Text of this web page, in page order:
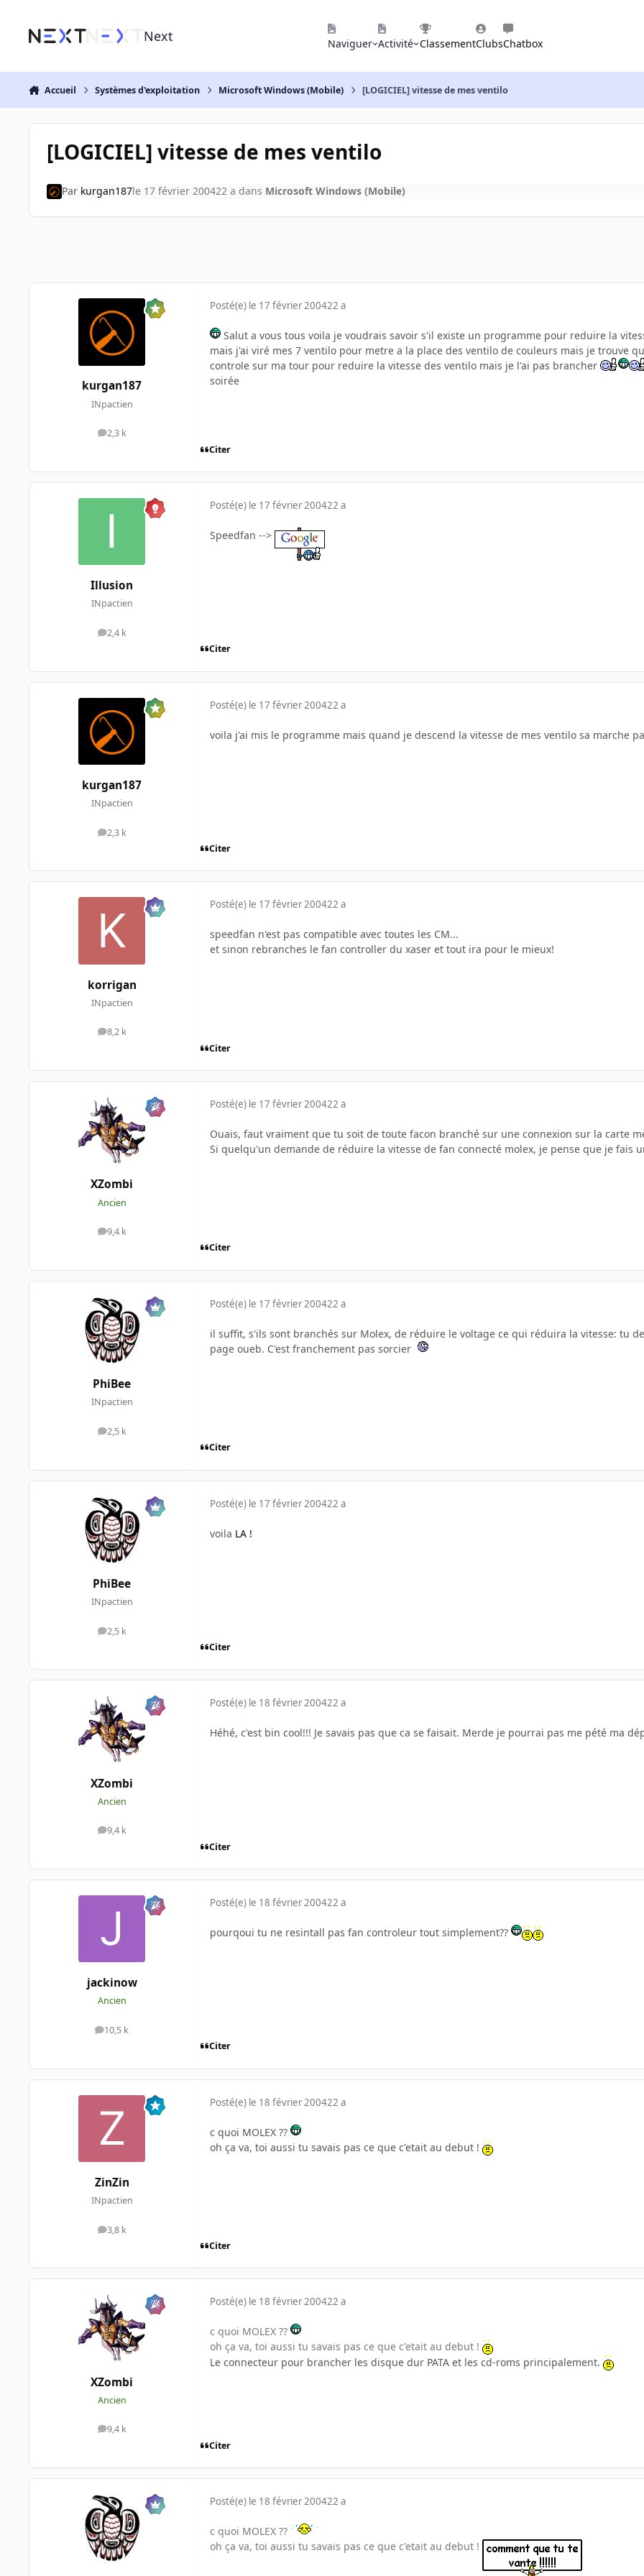
Next Naviguer Activité ClassementClubsChatbox
Accueil Systèmes d'exploitation Microsoft Windows (Mobile) [LOGICIEL] vitesse de mes ventilo
[LOGICIEL] vitesse de mes ventilo
Par kurgan187le 17 février 200422 a dans Microsoft Windows (Mobile)
kurgan187
INpactien
2,3 k
messages
Posté(e) le 17 février 200422 a
Salut a vous tous voila je voudrais savoir s'il existe un programme pour reduire la
mais j'ai viré mes 7 ventilo pour metre a la place des ventilo de couleurs mais je trouve
controle sur ma tour pour reduire la vitesse des ventilo mais je l'ai pas brancher
soirée
Citer
Illusion
INpactien
2,4 k
messages
Posté(e) le 17 février 200422 a
Speedfan -->
Citer
kurgan187
INpactien
2,3 k
messages
Posté(e) le 17 février 200422 a
voila j'ai mis le programme mais quand je descend la vitesse de mes ventilo sa marche
Citer
korrigan
INpactien
8,2 k
messages
Posté(e) le 17 février 200422 a
speedfan n'est pas compatible avec toutes les CM...
et sinon rebranches le fan controller du xaser et tout ira pour le mieux!
Citer
XZombi
Ancien
9,4 k
messages
Posté(e) le 17 février 200422 a
Ouais, faut vraiment que tu soit de toute facon branché sur une connexion sur la carte
Si quelqu'un demande de réduire la vitesse de fan connecté molex, je pense que je fais
Citer
PhiBee
INpactien
2,5 k
messages
Posté(e) le 17 février 200422 a
il suffit, s'ils sont branchés sur Molex, de réduire le voltage ce qui réduira la vitesse: tu
page oueb. C'est franchement pas sorcier
Citer
PhiBee
INpactien
2,5 k
messages
Posté(e) le 17 février 200422 a
voila LA !
Citer
XZombi
Ancien
9,4 k
messages
Posté(e) le 18 février 200422 a
Héhé, c'est bin cool!!! Je savais pas que ca se faisait. Merde je pourrai pas me pété ma
Citer
jackinow
Ancien
10,5 k
messages
Posté(e) le 18 février 200422 a
pourqoui tu ne resintall pas fan controleur tout simplement??
Citer
ZinZin
INpactien
3,8 k
messages
Posté(e) le 18 février 200422 a
c quoi MOLEX ??
oh ça va, toi aussi tu savais pas ce que c'etait au debut !
Citer
XZombi
Ancien
9,4 k
messages
Posté(e) le 18 février 200422 a
c quoi MOLEX ??
oh ça va, toi aussi tu savais pas ce que c'etait au debut !
Le connecteur pour brancher les disque dur PATA et les cd-roms principalement.
Citer
Posté(e) le 18 février 200422 a
c quoi MOLEX ??
oh ça va, toi aussi tu savais pas ce que c'etait au debut !